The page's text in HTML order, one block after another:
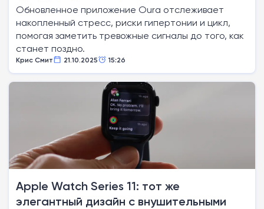
Обновленное приложение Oura отслеживает
накопленный стресс, риски гипертонии и цикл,
помогая заметить тревожные сигналы до того, как
станет поздно.
Крис Смит 21.10.2025 15:26
Apple Watch Series 11: тот же
элегантный дизайн с внушительными